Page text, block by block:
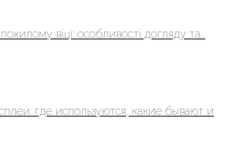
віці: особливості догляду та...
где используются, какие бывают и